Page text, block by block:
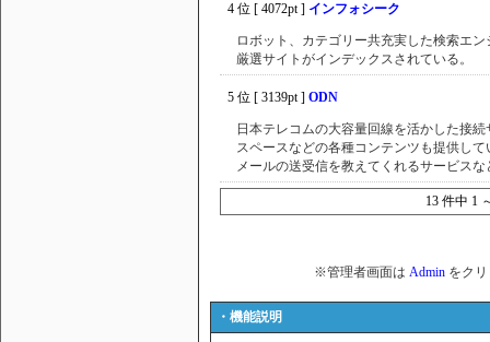
4 位 [ 4072pt ] インフォシーク
ロボット、カテゴリー共充実した検索エン
厳選サイトがインデックスされている。
5 位 [ 3139pt ] ODN
日本テレコムの大容量回線を活かした接
スペースなどの各種コンテンツも提供し
メールの送受信を教えてくれるサービスな
13 件中 1
※管理者画面は Adminをクリ
・機能説明